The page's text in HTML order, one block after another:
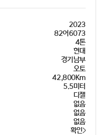
2023
82어6073
4톤
현대
경기남부
오토
42,800Km
5.5미터
디젤
없음
없음
없음
확인